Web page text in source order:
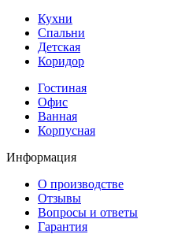
Кухни
Спальни
Детская
Коридор
Гостиная
Офис
Ванная
Корпусная
Информация
О производстве
Отзывы
Вопросы и ответы
Гарантия